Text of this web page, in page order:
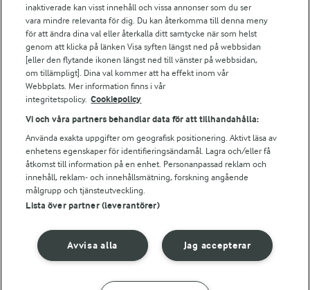
Arla.com
Falbygdens Ost
Arla webbshop
Bildbank
Följ oss
© 2026 Arla Foods
Ändra cookie-inställningar
inaktiverade kan visst innehåll och vissa annonser som du ser
vara mindre relevanta för dig. Du kan återkomma till denna meny
för att ändra dina val eller återkalla ditt samtycke när som helst
genom att klicka på länken Visa syften längst ned på webbsidan
[eller den flytande ikonen längst ned till vänster på webbsidan,
om tillämpligt]. Dina val kommer att ha effekt inom vår
Webbplats. Mer information finns i vår
integritetspolicy. Cookiepolicy
Vi och våra partners behandlar data för att tillhandahålla:
Använda exakta uppgifter om geografisk positionering. Aktivt läsa av
enhetens egenskaper för identifieringsändamål. Lagra och/eller få
åtkomst till information på en enhet. Personanpassad reklam och
innehåll, reklam- och innehållsmätning, forskning angående
målgrupp och tjänsteutveckling.
Lista över partner (leverantörer)
Jag accepterar
Avvisa alla